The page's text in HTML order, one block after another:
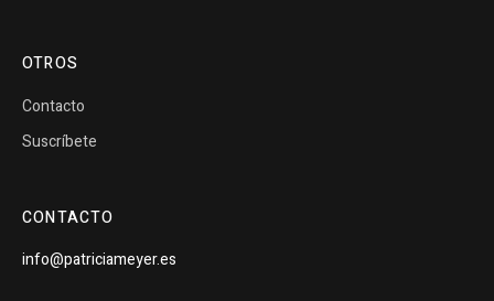
OTROS
Contacto
Suscríbete
CONTACTO
info@patriciameyer.es